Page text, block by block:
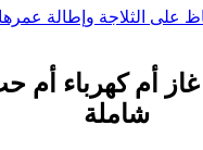
على الثلاجة وإطالة
غاز أم كهرباء أم
شاملة